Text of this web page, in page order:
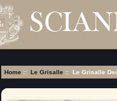
Home :: Le Grisalle :: Le Grisalle